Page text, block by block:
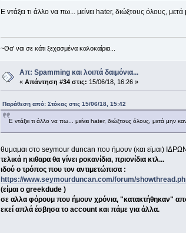
Ε ντάξει τι άλλο να πω... μείνει hater, διώξτους όλους,
~Θα' ναι σε κάτι ξεχασμένα καλοκαίρια...
Απ: Spamming και λοιπά δαιμόνια...
« Απάντηση #34 στις: 15/06/18, 16:26 »
Παράθεση από: Στόκας στις 15/06/18, 15:42
Ε ντάξει τι άλλο να πω... μείνει hater, διώξτους όλους, μετά μην
θυμαμαι στο seymour duncan που ήμουν (και είμαι)
τελικά η κιθαρα θα γίνει ροκανίδια, πριονίδια κτλ...
ιδού ο τρόπος που τον αντιμετώπισα :
https://www.seymourduncan.com/forum/
(είμαι ο greekdude )
σε αλλα φόρουμ που ήμουν χρόνια, "κατακτήθηκαν" απο
εκεί απλά έσβησα το account και πάμε για άλλα.